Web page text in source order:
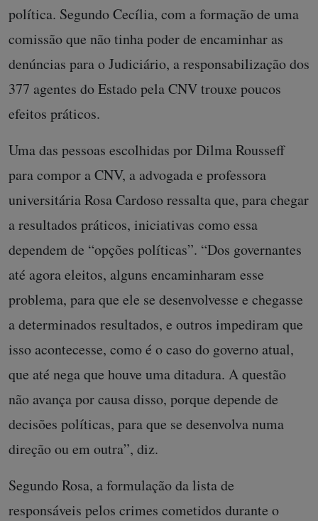
política. Segundo Cecília, com a formação de uma
comissão que não tinha poder de encaminhar as
denúncias para o Judiciário, a responsabilização dos
377 agentes do Estado pela CNV trouxe poucos
efeitos práticos.
Uma das pessoas escolhidas por Dilma Rousseff
para compor a CNV, a advogada e professora
universitária Rosa Cardoso ressalta que, para chegar
a resultados práticos, iniciativas como essa
dependem de “opções políticas”. “Dos governantes
até agora eleitos, alguns encaminharam esse
problema, para que ele se desenvolvesse e chegasse
a determinados resultados, e outros impediram que
isso acontecesse, como é o caso do governo atual,
que até nega que houve uma ditadura. A questão
não avança por causa disso, porque depende de
decisões políticas, para que se desenvolva numa
direção ou em outra”, diz.
Segundo Rosa, a formulação da lista de
responsáveis pelos crimes cometidos durante o